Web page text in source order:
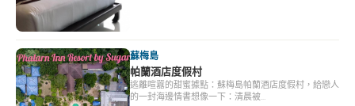
蘇梅島
帕蘭酒店度假村
逃離喧囂的甜蜜據點：蘇梅島帕蘭酒店度假村，給戀人
的一封海邊情書想像一下：清晨被…